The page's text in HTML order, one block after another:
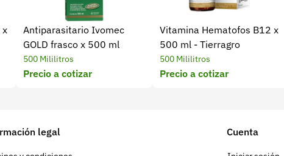
x
Antiparasitario Ivomec
GOLD frasco x 500 ml
500 Mililitros
Precio a cotizar
Vitamina Hematofos B12 x
500 ml - Tierragro
500 Mililitros
Precio a cotizar
legal Cuenta